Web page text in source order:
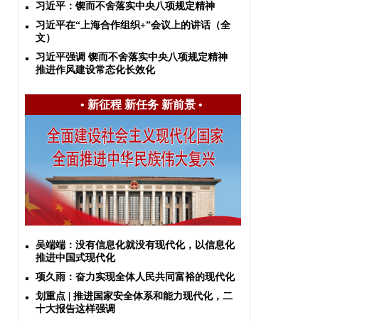
习近平：锲而不舍落实中央八项规定精神
习近平在“上海合作组织+”会议上的讲话（全
文）
习近平强调 锲而不舍落实中央八项规定精神
推进作风建设常态化长效化
• 新征程 新任务 新前景•
吴端端：没有信息化就没有现代化，以信息化
推进中国式现代化
项久雨：奋力实现全体人民共同富裕的现代化
划重点 | 推进国家安全体系和能力现代化，二
十大报告这样强调